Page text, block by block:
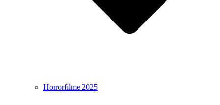
Horrorfilme 2025